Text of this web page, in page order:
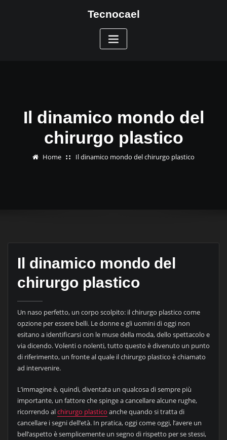
Tecnocael
Il dinamico mondo del
chirurgo plastico
Home Il dinamico mondo del chirurgo plastico
Il dinamico mondo del
chirurgo plastico
Un naso perfetto, un corpo scolpito: il chirurgo plastico come
opzione per essere belli. Le donne e gli uomini di oggi non
esitano a identificarsi con le muse della moda, dello spettacolo e
via dicendo. Volenti o nolenti, tutto questo è divenuto un punto
di riferimento, un fronte al quale il chirurgo plastico è chiamato
ad intervenire.
L’immagine è, quindi, diventata un qualcosa di sempre più
importante, un fattore che spinge a cancellare alcune rughe,
ricorrendo alchirurgo plastico anche quando si tratta di
cancellare i segni dell’età. In pratica, oggi come oggi, l’avere un
bell’aspetto è semplicemente un segno di rispetto per se stessi,